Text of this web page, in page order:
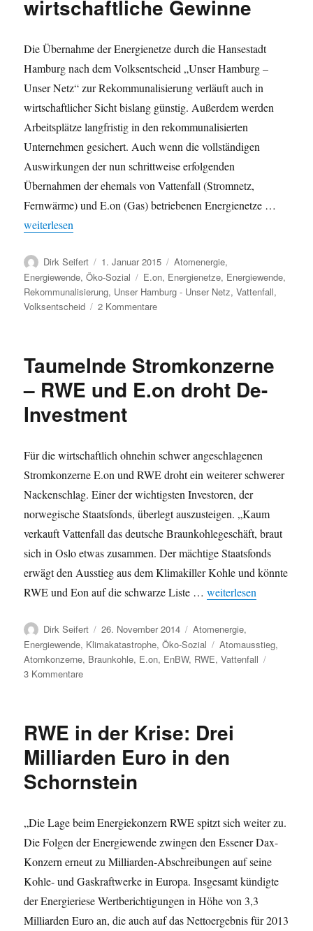
wirtschaftliche Gewinne
Die Übernahme der Energienetze durch die Hansestadt
Hamburg nach dem Volksentscheid „Unser Hamburg –
Unser Netz“ zur Rekommunalisierung verläuft auch in
wirtschaftlicher Sicht bislang günstig. Außerdem werden
Arbeitsplätze langfristig in den rekommunalisierten
Unternehmen gesichert. Auch wenn die vollständigen
Auswirkungen der nun schrittweise erfolgenden
Übernahmen der ehemals von Vattenfall (Stromnetz,
Fernwärme) und E.on (Gas) betriebenen Energienetze …
„Ökonomie der Energienetze – Rekommunalisierung lohnt
weiterlesen
Autor
Dirk Seifert
Veröffentlicht
am
1. Januar 2015 Kategorien
Atomenergie,
Energiewende,Öko-Sozial Schlagwörter
E.on, Energienetze, Energiewende,
Rekommunalisierung, Unser Hamburg - Unser Netz,Vattenfall,
Volksentscheid
2 Kommentarezu
–
lohnt
sichere
Arbeitsplätze
und
wirtschaftliche
Gewinne
Taumelnde Stromkonzerne
– RWE und E.on droht De-
Investment
Für die wirtschaftlich ohnehin schwer angeschlagenen
Stromkonzerne E.on und RWE droht ein weiterer schwerer
Nackenschlag. Einer der wichtigsten Investoren, der
norwegische Staatsfonds, überlegt auszusteigen. „Kaum
verkauft Vattenfall das deutsche Braunkohlegeschäft, braut
sich in Oslo etwas zusammen. Der mächtige Staatsfonds
erwägt den Ausstieg aus dem Klimakiller Kohle und könnte
RWE und Eon auf die schwarze Liste …„Taumelnde
weiterlesen
Autor
Dirk Seifert
Veröffentlicht
am
26. November 2014 Kategorien
Atomenergie,
Energiewende, Klimakatastrophe,Öko-Sozial Schlagwörter
Atomausstieg,
Atomkonzerne, Braunkohle, E.on, EnBW, RWE,Vattenfall
3 Kommentarezu
RWE
E.on
De-
RWE in der Krise: Drei
Milliarden Euro in den
Schornstein
„Die Lage beim Energiekonzern RWE spitzt sich weiter zu.
Die Folgen der Energiewende zwingen den Essener Dax-
Konzern erneut zu Milliarden-Abschreibungen auf seine
Kohle- und Gaskraftwerke in Europa. Insgesamt kündigte
der Energieriese Wertberichtigungen in Höhe von 3,3
Milliarden Euro an, die auch auf das Nettoergebnis für 2013